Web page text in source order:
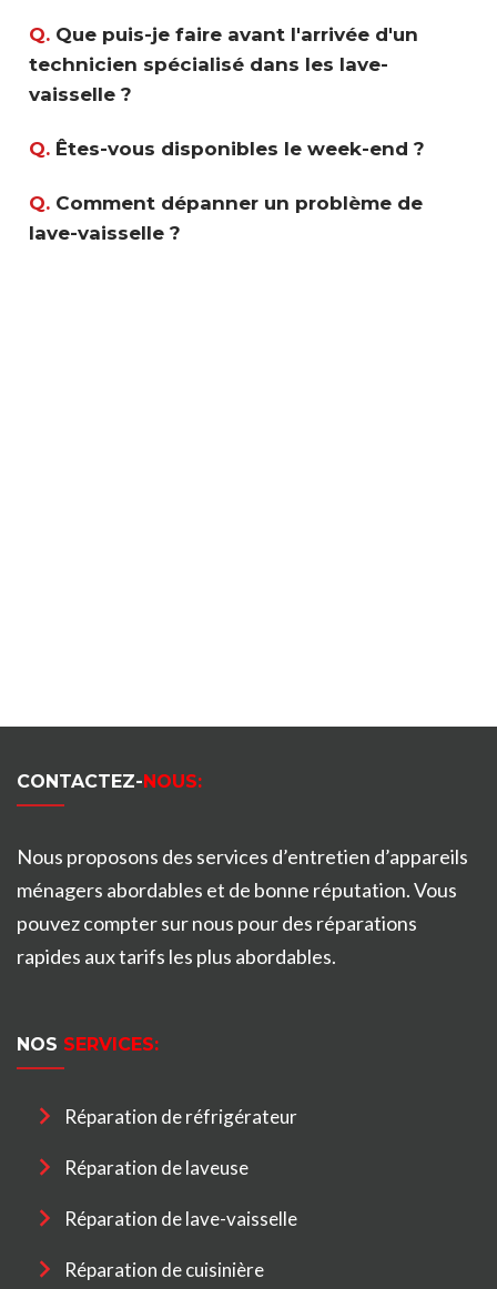
Q. Que puis-je faire avant l'arrivée d'un
technicien spécialisé dans les lave-
vaisselle ?
Q. Êtes-vous disponibles le week-end ?
Q. Comment dépanner un problème de
lave-vaisselle ?
CONTACTEZ-NOUS:
Nous proposons des services d’entretien d’appareils
ménagers abordables et de bonne réputation. Vous
pouvez compter sur nous pour des réparations
rapides aux tarifs les plus abordables.
NOS SERVICES:
Réparation de réfrigérateur
Réparation de laveuse
Réparation de lave-vaisselle
Réparation de cuisinière